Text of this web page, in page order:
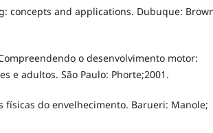
concepts and applications. Dubuque:
o desenvolvimento motor:
e adultos. São Paulo: Phorte;2001.
físicas do envelhecimento. Barueri: Manole;